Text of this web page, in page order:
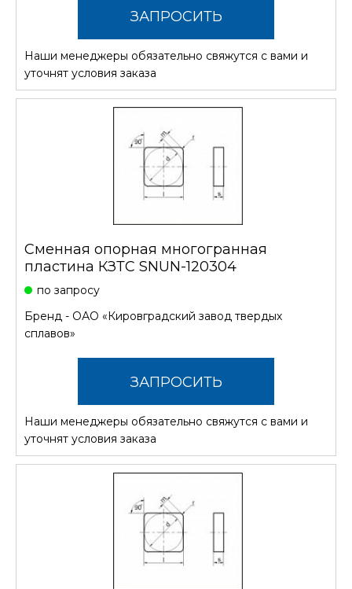
ЗАПРОСИТЬ
СТОИМОСТЬ
Наши менеджеры обязательно свяжутся с вами и
уточнят условия заказа
Сменная опорная многогранная
пластина КЗТС SNUN-120304
по запросу
Бренд - ОАО «Кировградский завод твердых
сплавов»
ЗАПРОСИТЬ
СТОИМОСТЬ
Наши менеджеры обязательно свяжутся с вами и
уточнят условия заказа